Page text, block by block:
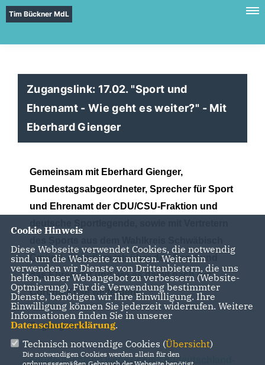
Tim Bückner MdL
Zugangslink: 17.02. "Sport und
Ehrenamt - Wie geht es weiter?" - Mit
Eberhard Gienger
Gemeinsam mit Eberhard Gienger,
Bundestagsabgeordneter, Sprecher für Sport
und Ehrenamt der CDU/CSU-Fraktion und
Gmünd, diskutiere ich über den Sport und
das Ehrenamt und wie es damit nach der
Corona-Krise weitergeht.
Zugangslink:
cdudeutschland.webex.com/cdudeutschland-
Cookie Hinweis
Diese Webseite verwendet Cookies, die notwendig
sind, um die Webseite zu nutzen. Weiterhin
verwenden wir Dienste von Drittanbietern, die uns
helfen, unser Webangebot zu verbessern (Website-
Optmierung). Für die Verwendung bestimmter
Dienste, benötigen wir Ihre Einwilligung. Ihre
Einwilligung können Sie jederzeit widerrufen. Weitere
Informationen finden Sie in unserer
Datenschutzerklärung.
Technisch notwendige Cookies (Übersicht)
Die notwendigen Cookies werden allein für den